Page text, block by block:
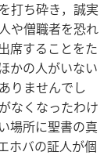
打ち砕き，誠実
や僧職者を恐れ
席することをた
かの人がいない
りませんでし
なくなったわけ
場所に聖書の真
ホバの証人が個